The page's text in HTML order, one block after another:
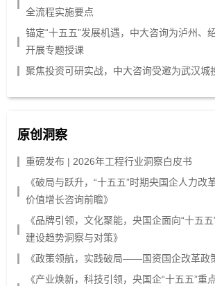
全流程实施要点
锚定“十五五”发展机遇，中大咨询为泸州、
开展专题授课
聚焦投资可研实战，中大咨询受邀为武汉城
原创洞察
重磅发布 | 2026年工程行业洞察白皮书
《破局与跃升，“十五五”时期央国企人力改
价值增长咨询前瞻》
《品牌引领，文化聚能，央国企面向“十五
建设趋势洞察与对策》
《政策领航，实践破局——国资国企改革政
《产业焕新，科技引领，央国企“十五五”重